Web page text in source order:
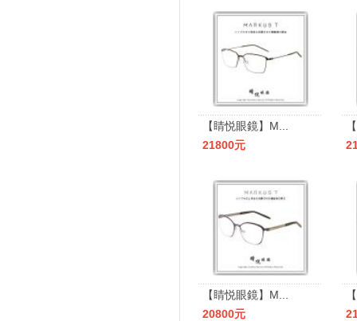
【睛悦眼鏡】M...
21800元
【睛悦眼鏡】M...
20800元